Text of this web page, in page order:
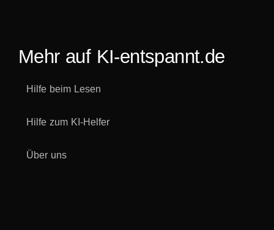
Mehr auf KI-entspannt.de
Hilfe beim Lesen
Hilfe zum KI-Helfer
Über uns